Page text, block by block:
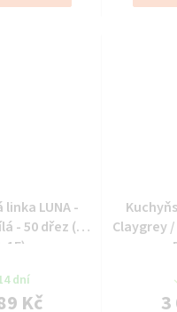
LUNA -
- 50 dřez (50
1F)
dní
Kč
Claygrey
3